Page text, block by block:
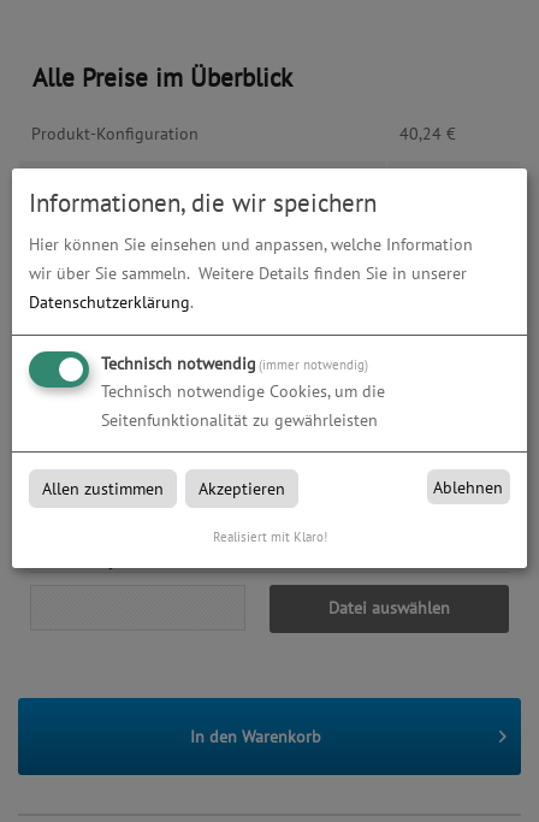
Alle Preise im Überblick
Produkt-Konfiguration 40,24 €
Produktion und Versand 0,00€
Produktions- und Lieferzeit
Gesamtbetrag (netto)
zzgl. 19% MwSt.
Gesamtbetrag (brutto) 47,88€
Datei auswählen
In den Warenkorb
Informationen, die wir speichern
Hier können Sie einsehen und anpassen, welche Information
wir über Sie sammeln. Weitere Details finden Sie in unserer
Datenschutzerklärung.
Technisch notwendig (immer notwendig)
Technisch notwendige Cookies, um die
Seitenfunktionalität zu gewährleisten
Allen zustimmen Akzeptieren Ablehnen
Realisiert mit Klaro!